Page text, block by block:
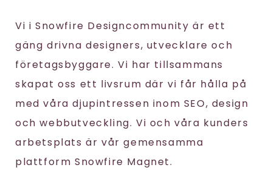
Vi i Snowfire Designcommunity är ett
gäng drivna designers, utvecklare och
företagsbyggare. Vi har tillsammans
skapat oss ett livsrum där vi får hålla på
med våra djupintressen inom SEO, design
och webbutveckling. Vi och våra kunders
arbetsplats är vår gemensamma
plattform Snowfire Magnet.